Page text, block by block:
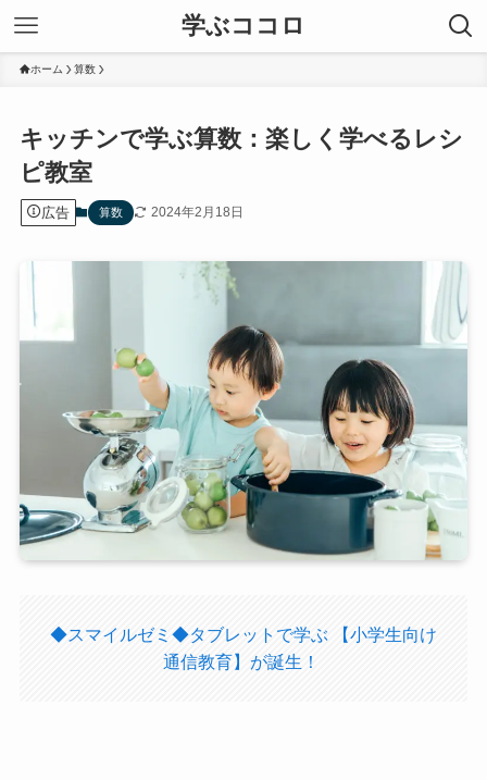
学ぶココロ
ホーム 算数
キッチンで学ぶ算数：楽しく学べるレシ
ピ教室
広告 算数 2024年2月18日
◆スマイルゼミ◆タブレットで学ぶ 【小学生向け
通信教育】が誕生！